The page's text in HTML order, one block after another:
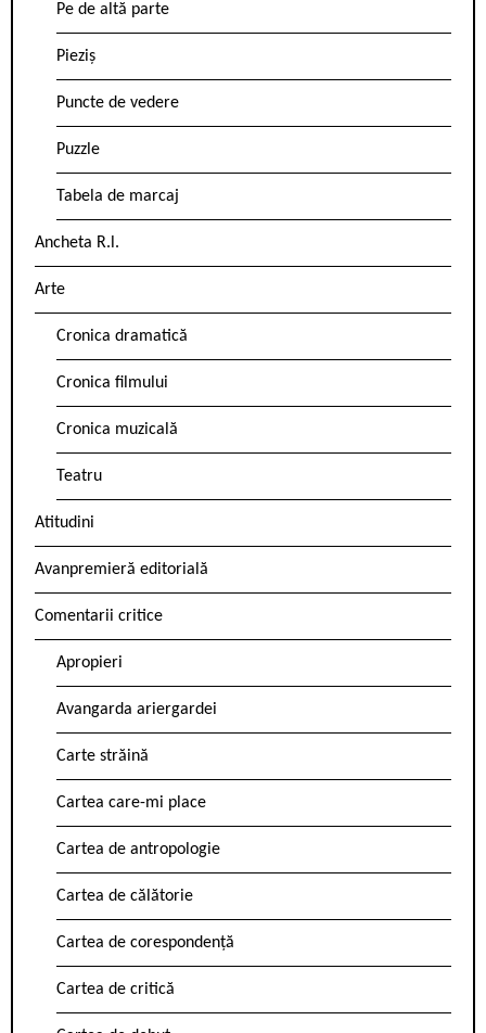
Pe de altă parte
Pieziș
Puncte de vedere
Puzzle
Tabela de marcaj
Ancheta R.l.
Arte
Cronica dramatică
Cronica filmului
Cronica muzicală
Teatru
Atitudini
Avanpremieră editorială
Comentarii critice
Apropieri
Avangarda ariergardei
Carte străină
Cartea care-mi place
Cartea de antropologie
Cartea de călătorie
Cartea de corespondență
Cartea de critică